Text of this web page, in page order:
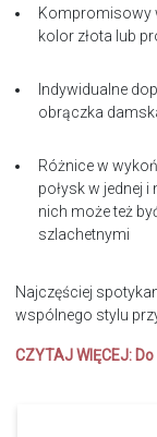
Kompromisowy
kolor złota lub
Indywidualne
obrączka
Różnice w
połysk w jednej
nich może też
szlachetnymi
Najczęściej
wspólnego stylu
CZYTAJ WIĘCEJ: